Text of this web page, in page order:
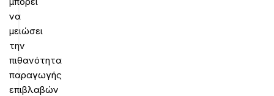
να
μειώσει
την
πιθανότητα
παραγωγής
επιβλαβών